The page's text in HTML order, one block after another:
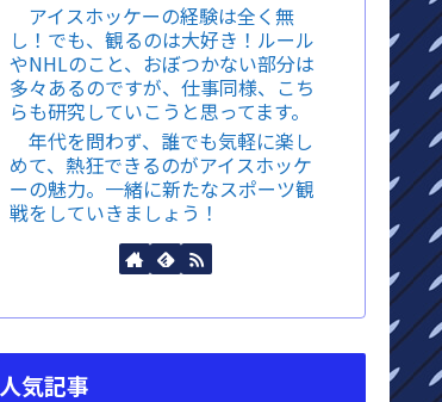
アイスホッケーの経験は全く無
し！でも、観るのは大好き！ルール
やNHLのこと、おぼつかない部分は
多々あるのですが、仕事同様、こち
らも研究していこうと思ってます。
年代を問わず、誰でも気軽に楽し
めて、熱狂できるのがアイスホッケ
ーの魅力。一緒に新たなスポーツ観
戦をしていきましょう！
人気記事